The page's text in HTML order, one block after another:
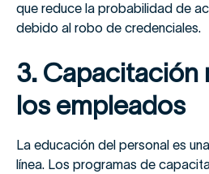
que reduce la probabilidad de
debido al robo de credenciales.
3. Capacitación
los empleados
La educación del personal es
línea. Los programas de